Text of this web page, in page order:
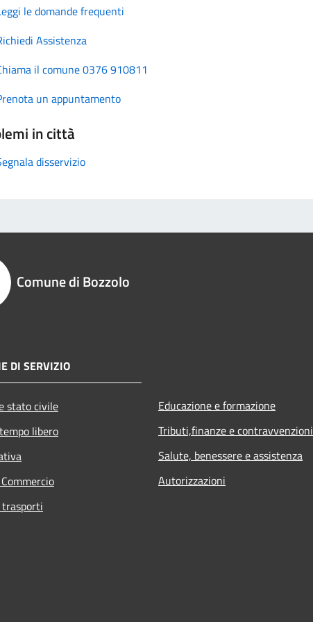
le domande frequenti
Assistenza
il comune 0376 910811
un appuntamento
in città
disservizio
Comune di Bozzolo
DI SERVIZIO
stato civile
libero
Educazione e formazione
Tributi,finanze e contravvenzioni
Salute, benessere e assistenza
Autorizzazioni